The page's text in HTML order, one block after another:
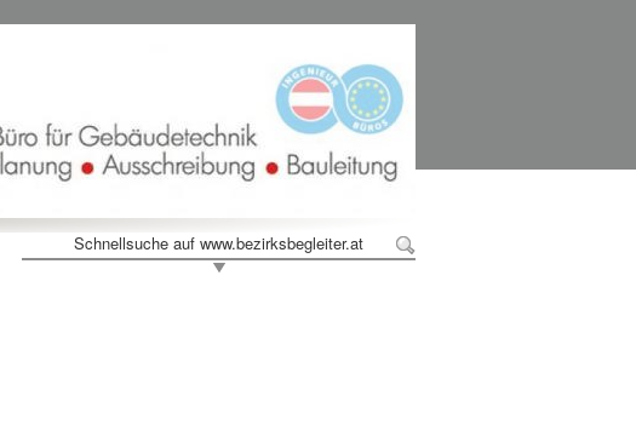
Schnellsuche auf www.bezirksbegleiter.at